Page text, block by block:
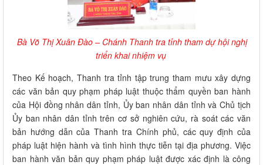
Bà Võ Thị Xuân Đào – Chánh Thanh tra tỉnh tham dự hội nghị
triển khai nhiệm vụ
Theo Kế hoạch, Thanh tra tỉnh tập trung tham mưu xây dựng
các văn bản quy phạm pháp luật thuộc thẩm quyền ban hành
của Hội đồng nhân dân tỉnh, Ủy ban nhân dân tỉnh và Chủ tịch
Ủy ban nhân dân tỉnh trên cơ sở nghiên cứu, rà soát các văn
bản hướng dẫn của Thanh tra Chính phủ, các quy định của
pháp luật hiện hành và tình hình thực tiễn tại địa phương. Việc
ban hành văn bản quy phạm pháp luật được xác định là công